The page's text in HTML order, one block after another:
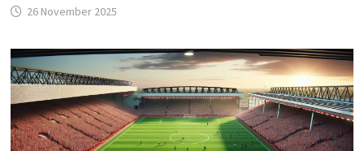
26 November 2025